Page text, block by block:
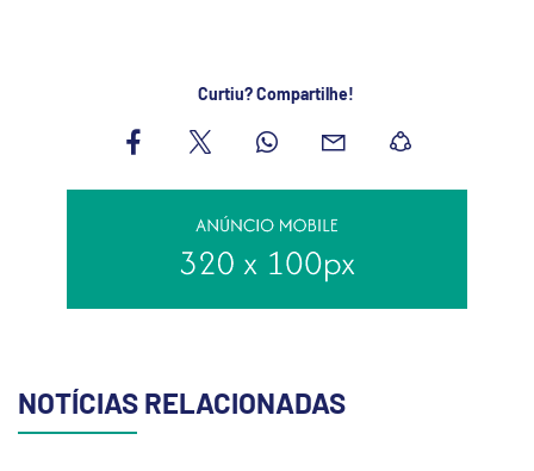
Curtiu? Compartilhe!
NOTÍCIAS RELACIONADAS